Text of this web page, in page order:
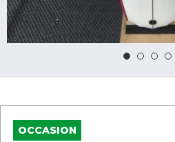
OCCASION